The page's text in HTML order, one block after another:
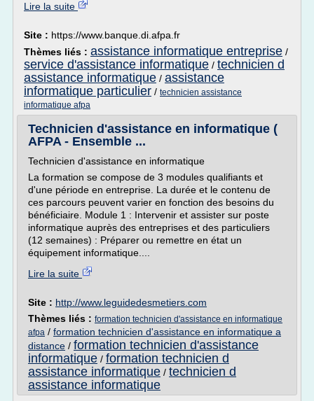
Lire la suite
Site : https://www.banque.di.afpa.fr
Thèmes liés : assistance informatique entreprise /
service d'assistance informatique / technicien d
assistance informatique / assistance
informatique particulier / technicien assistance
informatique afpa
Technicien d'assistance en informatique (
AFPA - Ensemble ...
Technicien d'assistance en informatique
La formation se compose de 3 modules qualifiants et
d'une période en entreprise. La durée et le contenu de
ces parcours peuvent varier en fonction des besoins du
bénéficiaire. Module 1 : Intervenir et assister sur poste
informatique auprès des entreprises et des particuliers
(12 semaines) : Préparer ou remettre en état un
équipement informatique....
Lire la suite
Site : http://www.leguidedesmetiers.com
Thèmes liés : formation technicien d'assistance en informatique
afpa / formation technicien d'assistance en informatique a
distance / formation technicien d'assistance
informatique / formation technicien d
assistance informatique / technicien d
assistance informatique